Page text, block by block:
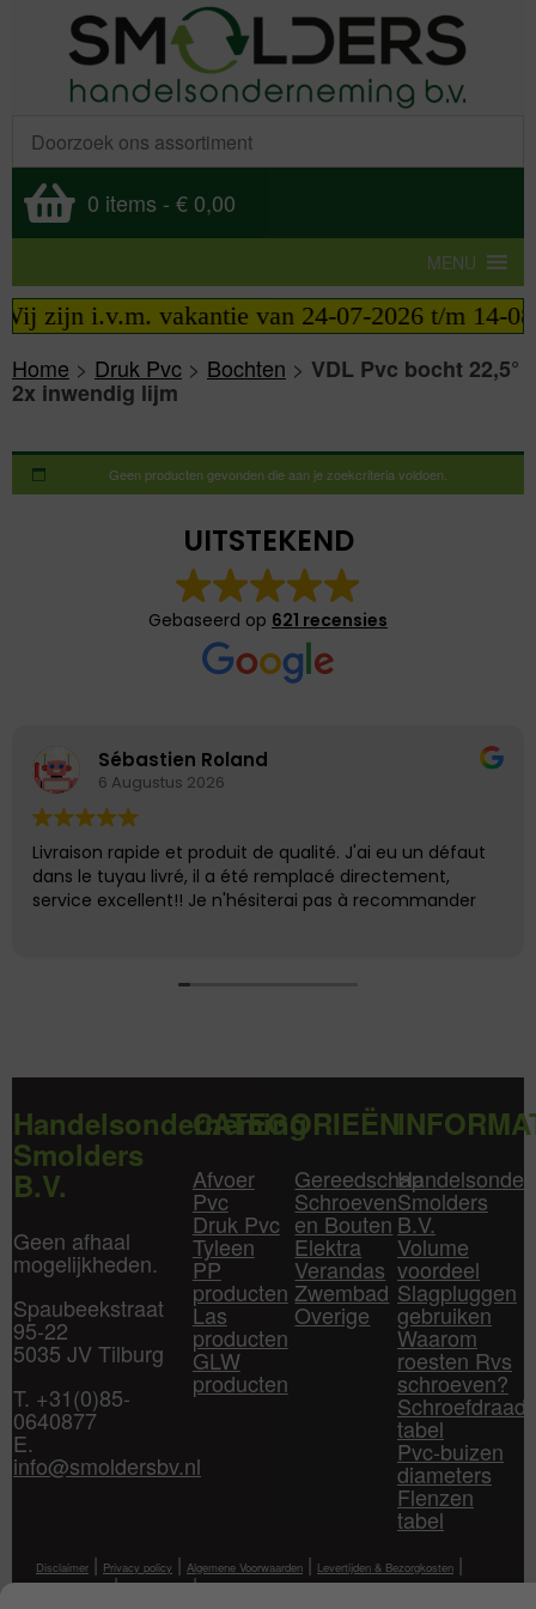
0 items - € 0,00
MENU
i.v.m. vakantie van 24-07-2026 t/m 14-08-
Home > Druk Pvc > Bochten > VDL Pvc bocht 22,5°
2x inwendig lijm
Geen producten gevonden die aan je zoekcriteria voldoen.
UITSTEKEND
Gebaseerd op 621 recensies
Sébastien Roland
6 Augustus 2026
Livraison rapide et produit de qualité. J'ai eu un défaut
dans le tuyau livré, il a été remplacé directement,
service excellent!! Je n'hésiterai pas à recommander
Handelsonderneming
Smolders
B.V.
Geen afhaal
mogelijkheden.
Spaubeekstraat
95-22
5035 JV Tilburg
T. +31(0)85-
0640877
E.
info@smoldersbv.nl
CATEGORIEËN
Afvoer
Pvc
Druk Pvc
Tyleen
PP
producten
Las
producten
GLW
producten
Gereedschap
Schroeven
en Bouten
Elektra
Verandas
Zwembad
Overige
Smolders
B.V.
Volume
voordeel
Slagpluggen
gebruiken
Waarom
roesten Rvs
schroeven?
Schroefdraad
tabel
Pvc-buizen
diameters
Flenzen
tabel
Disclaimer | Privacy policy | Algemene Voorwaarden | Levertijden & Bezorgkosten |
Klantenservice|Mijn Account|Contact